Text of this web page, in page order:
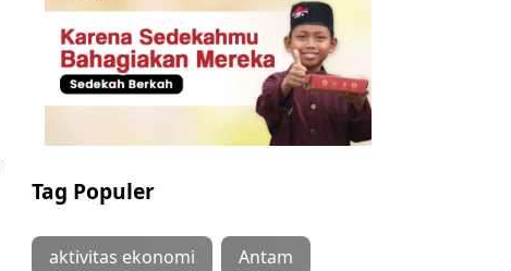
Tag Populer
aktivitas ekonomi Antam